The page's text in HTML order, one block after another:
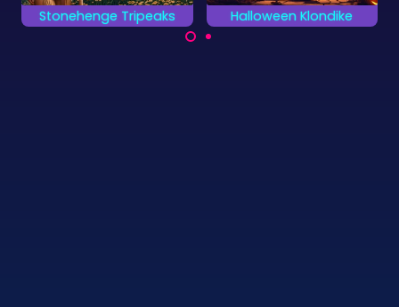
Klondike Solitaire
Spiel für Halloween.
Spiele die 13